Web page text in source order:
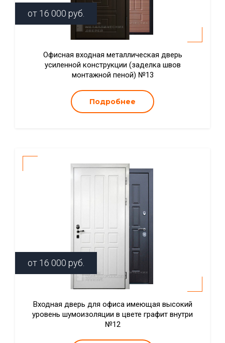
от 16 000 руб.
Офисная входная металлическая дверь
усиленной конструкции (заделка швов
монтажной пеной) №13
Подробнее
от 16 000 руб.
Входная дверь для офиса имеющая высокий
уровень шумоизоляции в цвете графит внутри
№12